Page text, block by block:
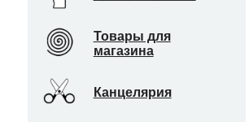
Товары для
магазина
Канцелярия